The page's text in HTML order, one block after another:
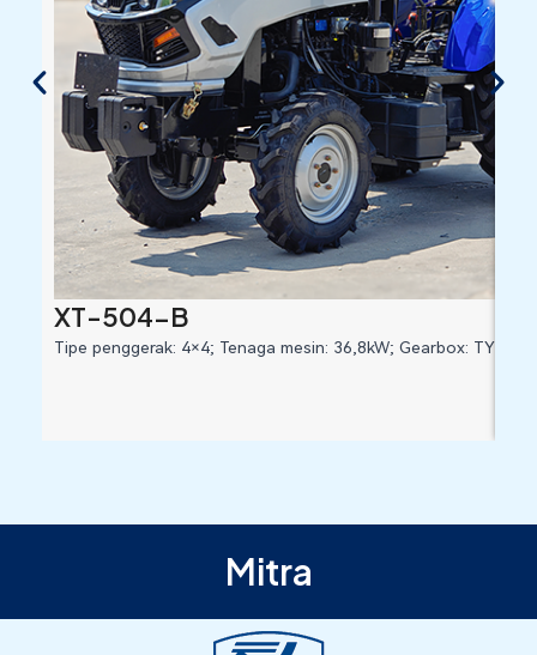
XT-504-B
Tipe penggerak: 4×4; Tenaga mesin: 36,8kW; Gearbox: TYE/
Mitra